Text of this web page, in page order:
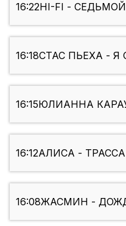
16:22HI-FI -
16:18СТАС ПЬЕХА - Я
16:15ЮЛИАННА
16:12АЛИСА - ТРАССА
16:08ЖАСМИН -